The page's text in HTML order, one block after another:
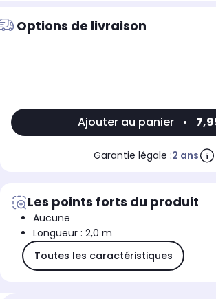
Options de livraison
Ajouter au panier •
Garantie légale :2 ans
Les points forts du produit
Aucune
Longueur : 2,0 m
Toutes les caractéristiques